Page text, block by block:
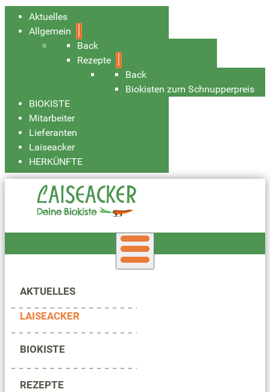
Aktuelles
Allgemein
Back
Rezepte
Back
Biokisten zum Schnupperpreis
BIOKISTE
Mitarbeiter
Lieferanten
Laiseacker
HERKÜNFTE
AKTUELLES
LAISEACKER
BIOKISTE
REZEPTE